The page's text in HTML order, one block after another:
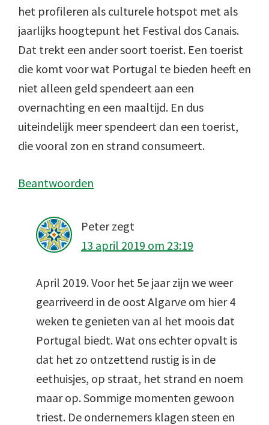
het profileren als culturele hotspot met als
jaarlijks hoogtepunt het Festival dos Canais.
Dat trekt een ander soort toerist. Een toerist
die komt voor wat Portugal te bieden heeft en
niet alleen geld spendeert aan een
overnachting en een maaltijd. En dus
uiteindelijk meer spendeert dan een toerist,
die vooral zon en strand consumeert.
Beantwoorden
Peter zegt
13 april 2019 om 23:19
April 2019. Voor het 5e jaar zijn we weer
gearriveerd in de oost Algarve om hier 4
weken te genieten van al het moois dat
Portugal biedt. Wat ons echter opvalt is
dat het zo ontzettend rustig is in de
eethuisjes, op straat, het strand en noem
maar op. Sommige momenten gewoon
triest. De ondernemers klagen steen en